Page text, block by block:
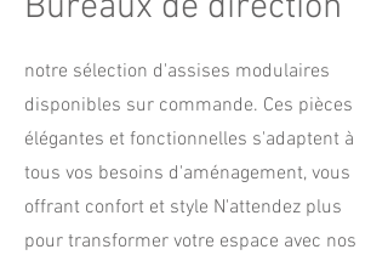
notre sélection d'assises modulaires
disponibles sur commande. Ces pièces
élégantes et fonctionnelles s'adaptent à
tous vos besoins d'aménagement, vous
offrant confort et style N'attendez plus
pour transformer votre espace avec nos